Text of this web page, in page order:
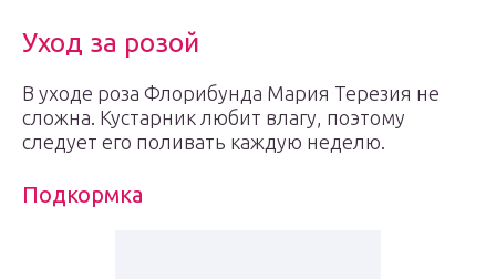
Уход за розой
В уходе роза Флорибунда Мария Терезия не
сложна. Кустарник любит влагу, поэтому
следует его поливать каждую неделю.
Подкормка